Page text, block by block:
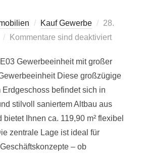
Kauf Gewerbe
am
28.
Kommentare sind deaktiviert
Gewerbeeinheit mit großer
Diese großzügige
befindet sich in
stilvoll saniertem Altbau aus
Ihnen ca. 119,90 m² flexibel
zentrale Lage ist ideal für
– ob